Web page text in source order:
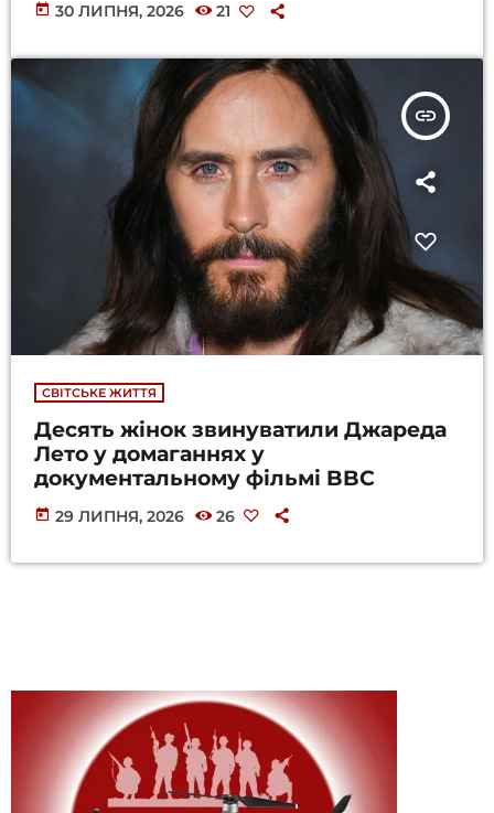
today 30 ЛИПНЯ, 2026 21
insert_link
СВІТСЬКЕ ЖИТТЯ
Десять жінок звинуватили Джареда
Лето у домаганнях у
документальному фільмі BBC
today 29 ЛИПНЯ, 2026 26